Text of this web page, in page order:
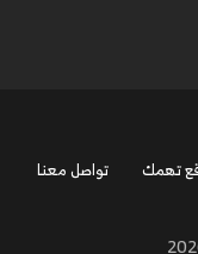
تهمك تواصل معنا